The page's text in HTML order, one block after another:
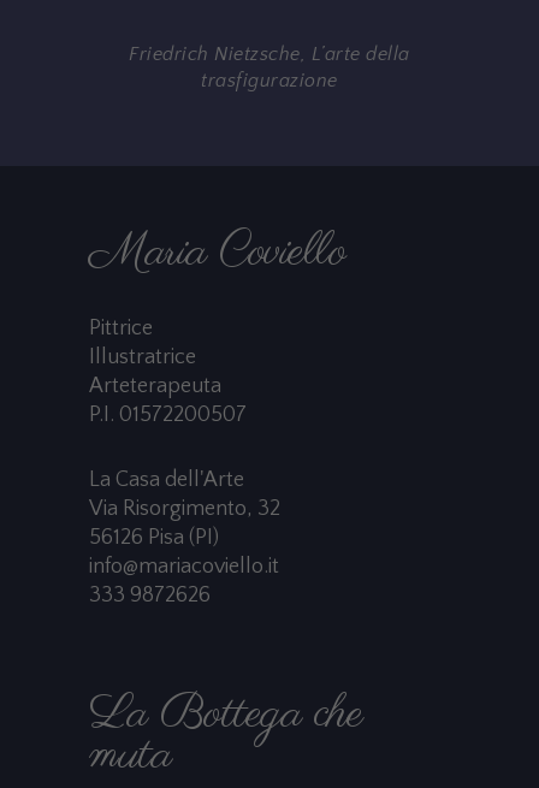
Friedrich Nietzsche, L’arte della
trasfigurazione
Maria Coviello
Pittrice
Illustratrice
Arteterapeuta
P.I. 01572200507
La Casa dell'Arte
Via Risorgimento, 32
56126 Pisa (PI)
info@mariacoviello.it
333 9872626
La Bottega che
muta